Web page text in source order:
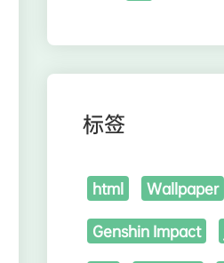
标签
html Wallpaper
Genshin Impact